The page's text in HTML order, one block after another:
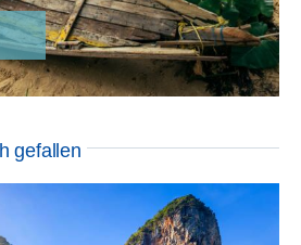
gefallen